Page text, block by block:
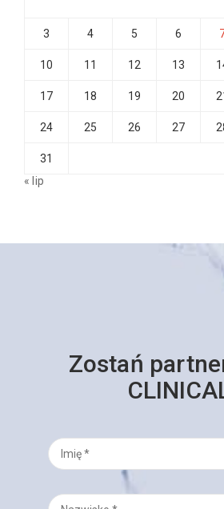
3 4 5 6
10 11 12 13
17 18 19 20
24 25 26 27
31
« lip
Zostań